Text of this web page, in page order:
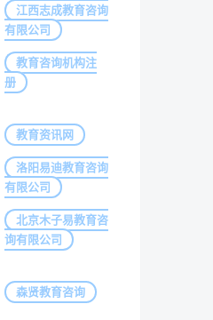
江西志成教育咨询
有限公司
教育咨询机构注
册
教育资讯网
洛阳易迪教育咨询
有限公司
北京木子易教育咨
询有限公司
森贤教育咨询